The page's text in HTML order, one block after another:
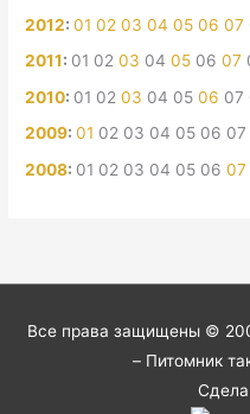
2012:01 02 03 04 05 06 07
2011: 01 02 03 04 05 06 07
2010: 01 02 03 04 05 06 07
2009:01 02 03 04 05 06 07
2008: 01 02 03 04 05 06 07
Все права защищены ©
– Питомник